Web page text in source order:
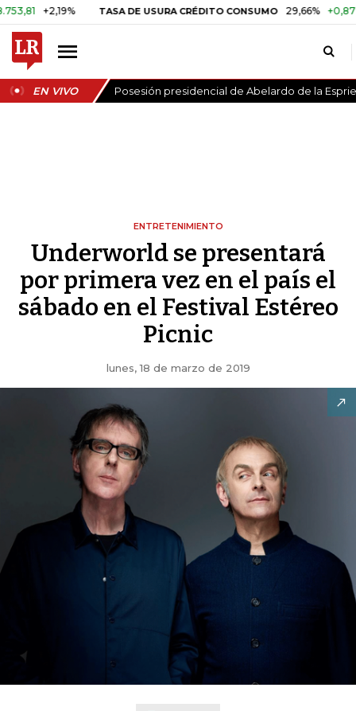
TASA DE USURA CRÉDITO CONSUMO 29,66% +0,87% +3,02%
EN VIVO Posesión presidencial de Abelardo de la
ENTRETENIMIENTO
Underworld se presentará
por primera vez en el país el
sábado en el Festival Estéreo
Picnic
lunes, 18 de marzo de 2019